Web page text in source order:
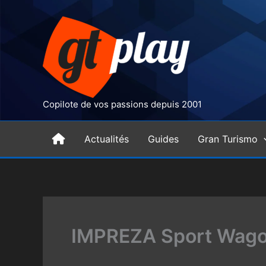
Copilote de vos passions depuis 2001
H Actualités Guides Gran Turismo
IMPREZA Sport